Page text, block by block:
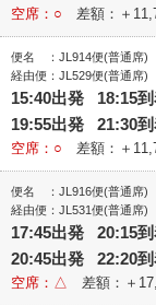
空席：○ 差額：＋
便名 ：JL914便(普通席)
経由便：JL529便(普通席)
15:40出発 18:15到
19:55出発 21:30到
空席：○ 差額：＋
便名 ：JL916便(普通席)
経由便：JL531便(普通席)
17:45出発 20:15到
20:45出発 22:20到
空席：△ 差額：＋